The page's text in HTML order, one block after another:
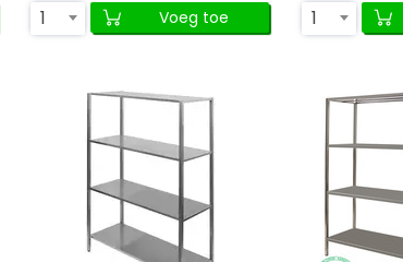
1
Voeg toe
1